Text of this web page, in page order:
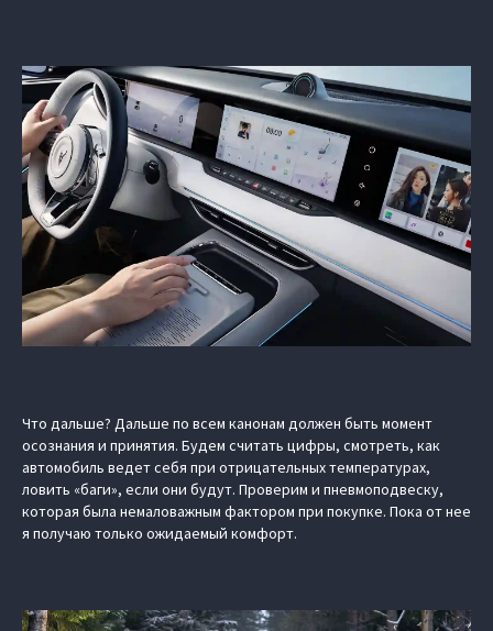
Что дальше? Дальше по всем канонам должен быть момент
осознания и принятия. Будем считать цифры, смотреть, как
автомобиль ведет себя при отрицательных температурах,
ловить «баги», если они будут. Проверим и пневмоподвеску,
которая была немаловажным фактором при покупке. Пока от нее
я получаю только ожидаемый комфорт.